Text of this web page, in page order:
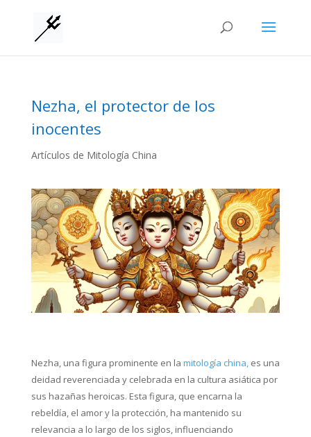
Nezha, el protector de los
inocentes
Artículos de Mitología China
Nezha, una figura prominente en la mitología china,es una
deidad reverenciada y celebrada en la cultura asiática por
sus hazañas heroicas. Esta figura, que encarna la
rebeldía, el amor y la protección, ha mantenido su
relevancia a lo largo de los siglos, influenciando